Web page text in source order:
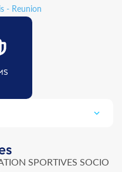
- Reunion
SPORTIVES SOCIO